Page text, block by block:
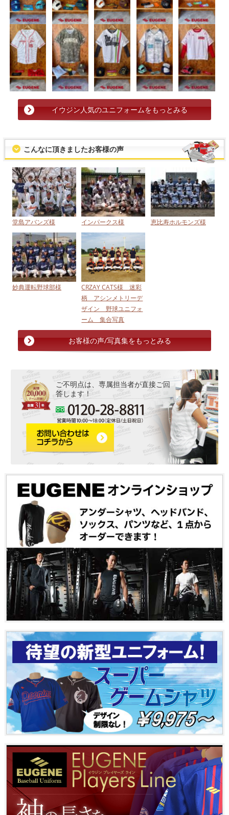
イウジン人気のユニフォームをもっとみる
こんなに頂きましたお客様の声
堂島アバンズ様 インパークス様 恵比寿ホルモンズ様
妙典運転野球部様
CRZAY CATS様 迷彩
柄 アシンメトリーデ
ザイン 野球ユニフォ
ーム 集合写真
お客様の声/写真集をもっとみる
ご不明点は、専属担当者が直接ご回
答します！